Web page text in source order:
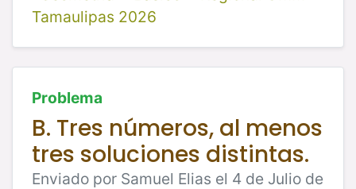
Tamaulipas 2026
Problema
B. Tres números, al menos
tres soluciones distintas.
Enviado por Samuel Elias el 4 de Julio de